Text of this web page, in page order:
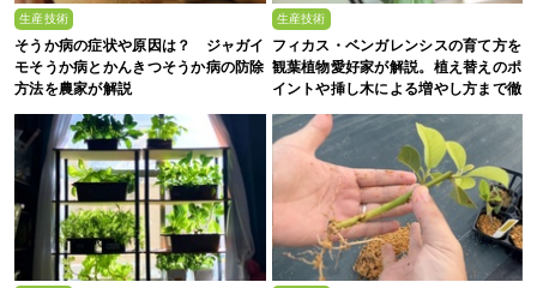
生産技術
そうか病の症状や原因は？ ジャガイ
モそうか病とかんきつそうか病の防除
方法を農家が解説
生産技術
フィカス・ベンガレンシスの育て方を
観葉植物愛好家が解説。植え替えのポ
イントや挿し木による増やし方まで徹
底解説